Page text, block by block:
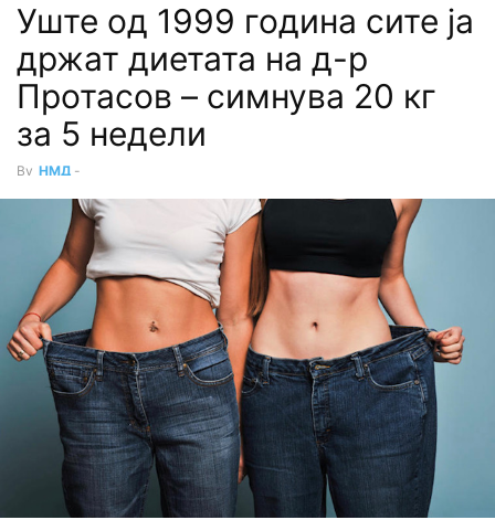
Уште од 1999 година сите ја
држат диетата на д-р
Протасов – симнува 20 кг
за 5 недели
By НМД -